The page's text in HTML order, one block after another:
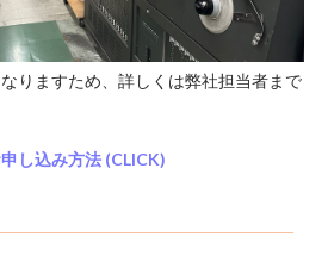
りますため、詳しくは弊社担当者まで
し込み方法 (CLICK)